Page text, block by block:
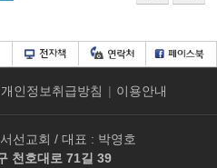
개인정보취급방침 | 이용안내
선교회 / 대표 : 박영호
천호대로 71길 39